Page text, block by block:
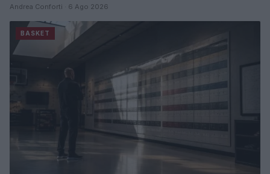
Andrea Conforti · 6 Ago 2026
BASKET